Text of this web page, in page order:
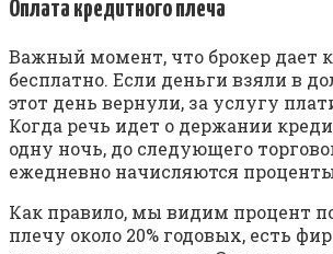
Оплата кредитного плеча
Важный момент, что брокер дает
бесплатно. Если деньги взяли в
этот день вернули, за услугу
Когда речь идет о держании
одну ночь, до следующего
ежедневно начисляются
Как правило, мы видим процент
плечу около 20% годовых, есть